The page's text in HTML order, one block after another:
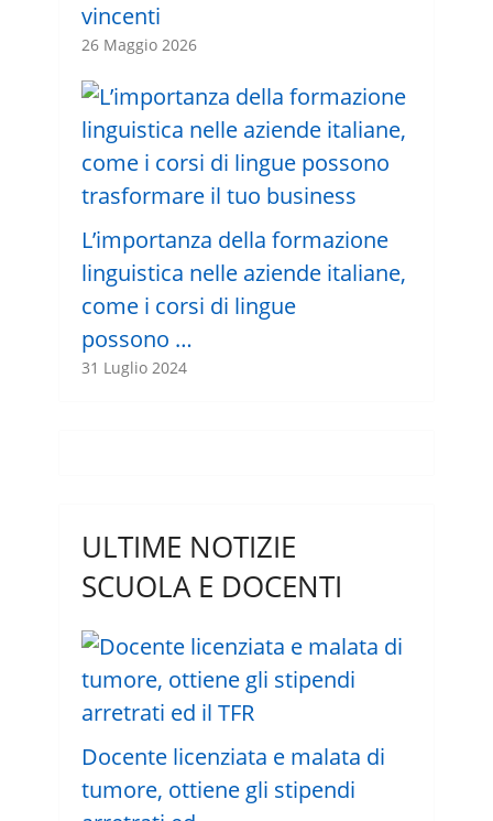
vincenti
26 Maggio 2026
L’importanza della formazione
linguistica nelle aziende italiane,
come i corsi di lingue
possono …
31 Luglio 2024
ULTIME NOTIZIE
SCUOLA E DOCENTI
Docente licenziata e malata di
tumore, ottiene gli stipendi